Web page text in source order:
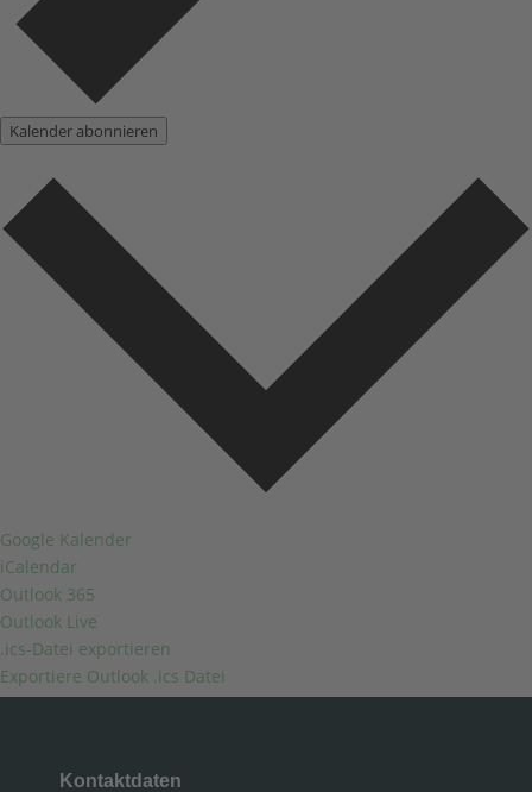
Kalender abonnieren
Google Kalender
iCalendar
Outlook 365
Outlook Live
.ics-Datei exportieren
Exportiere Outlook .ics Datei
Kontaktdaten